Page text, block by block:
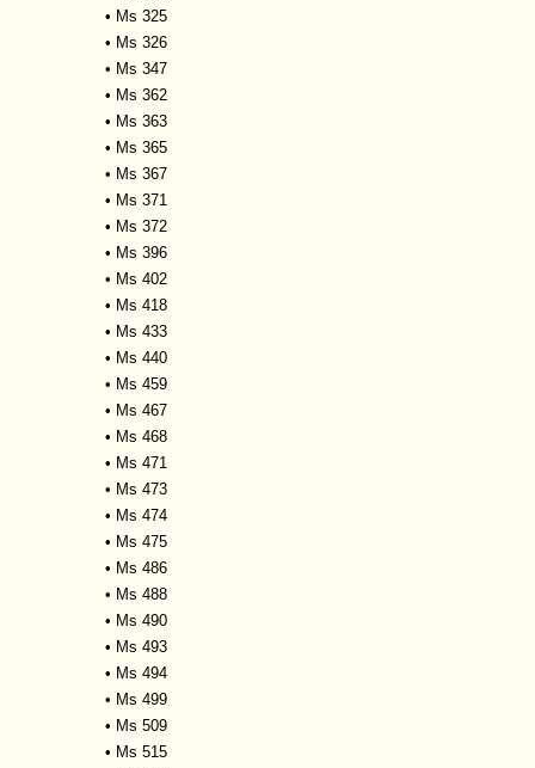
• Ms 325
• Ms 326
• Ms 347
• Ms 362
• Ms 363
• Ms 365
• Ms 367
• Ms 371
• Ms 372
• Ms 396
• Ms 402
• Ms 418
• Ms 433
• Ms 440
• Ms 459
• Ms 467
• Ms 468
• Ms 471
• Ms 473
• Ms 474
• Ms 475
• Ms 486
• Ms 488
• Ms 490
• Ms 493
• Ms 494
• Ms 499
• Ms 509
• Ms 515